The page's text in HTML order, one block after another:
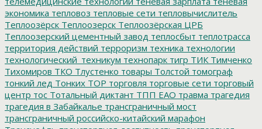
экономика тепловоз тепловые сети тепловычислитель
Теплоозёрск Теплоозерск Теплоозёрская ЦРБ
Теплоозерский цементный завод теплосбыт теплотрасса
территория действий терроризм техника технологии
технологический_техникум технопарк тигр ТИК Тимченко
Тихомиров ТКО Тлустенко товары Толстой томограф
тонкий лед Тонких ТОР торговля торговые сети торговый
центр тос Тотальный диктант ТПП ЕАО травма трагедия
трагедия в Забайкалье трансграничный мост
трансграничный российско-китайский марафон